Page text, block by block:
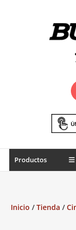
Todo
necesario
de
Productos
Inicio /Tienda /